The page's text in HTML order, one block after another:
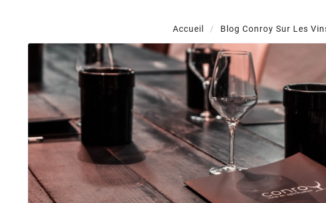
Accueil Blog Conroy Sur Les